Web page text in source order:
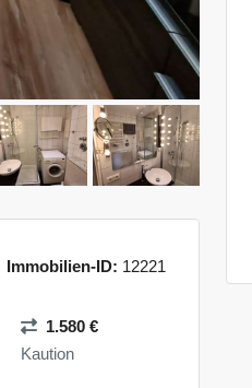
Immobilien-ID: 12221
1.580 €
Kaution